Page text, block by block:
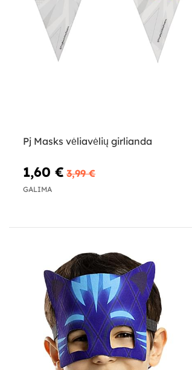
Pj Masks vėliavėlių girlianda
1,60 € 3,99 €
GALIMA